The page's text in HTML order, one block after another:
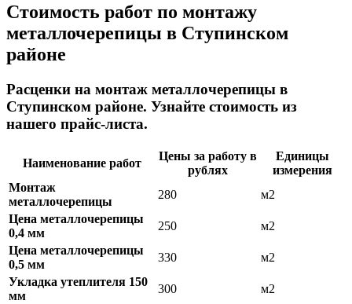
Стоимость работ по монтажу
металлочерепицы в Ступинском
районе
Расценки на монтаж металлочерепицы в
Ступинском районе. Узнайте стоимость из
нашего прайс-листа.
Наименование работ
Цены за работу в
рублях
Единицы
измерения
Монтаж
металлочерепицы
280
м2
Цена металлочерепицы
0,4 мм
250
м2
Цена металлочерепицы
0,5 мм
330
м2
Укладка утеплителя 150
мм
300
м2